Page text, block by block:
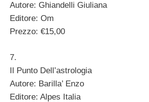
Autore: Ghiandelli Giuliana
Editore: Om
Prezzo: €15,00
7.
Il Punto Dell’astrologia
Autore: Barilla’ Enzo
Editore: Alpes Italia